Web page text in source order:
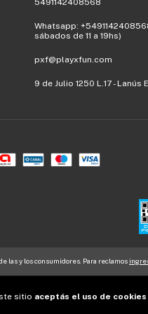
sitio aceptás el uso de cookies
5491142408568
Whatsapp:
sábados de 11 a 19hs)
pxf@playxfun.com
9 de Julio 1250 L.17 - Lanús
las y los consumidores. Para reclamos